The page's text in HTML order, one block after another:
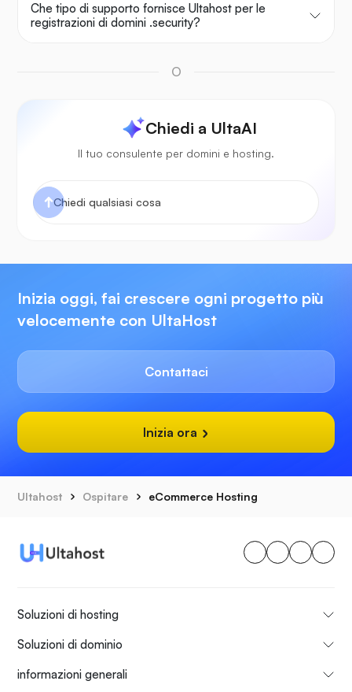
Che tipo di supporto fornisce Ultahost per le
registrazioni di domini .security?
O
Chiedi a UltaAI
Il tuo consulente per domini e hosting.
Inizia oggi, fai crescere ogni progetto più
velocemente con UltaHost
Contattaci
Inizia ora
Ultahost Ospitare eCommerce Hosting
Soluzioni di hosting
Soluzioni di dominio
informazioni generali